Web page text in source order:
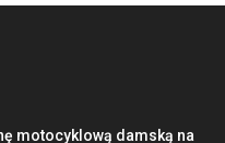
motocyklową damską na